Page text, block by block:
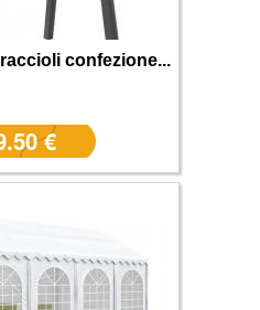
confezione...
€